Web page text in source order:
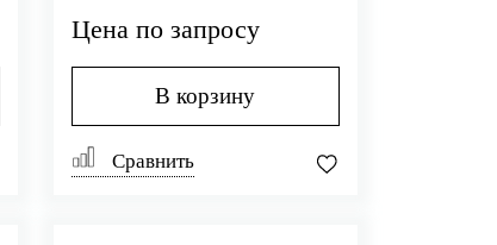
Цена по запросу
В корзину
Сравнить